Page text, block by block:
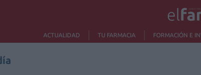
ACTUALIDAD TU FARMACIA FORMACIÓN E